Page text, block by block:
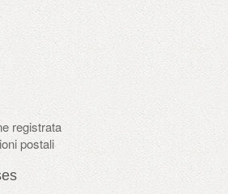
registrata
postali